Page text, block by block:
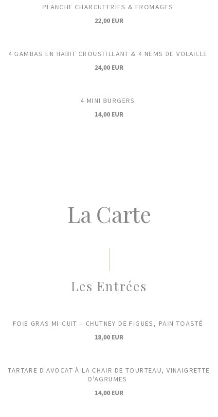
PLANCHE CHARCUTERIES & FROMAGES
22,00 EUR
4 GAMBAS EN HABIT CROUSTILLANT & 4 NEMS DE VOLAILLE
24,00 EUR
4 MINI BURGERS
14,00 EUR
La Carte
Les Entrées
FOIE GRAS MI-CUIT – CHUTNEY DE FIGUES, PAIN TOASTÉ
18,00 EUR
TARTARE D'AVOCAT À LA CHAIR DE TOURTEAU, VINAIGRETTE
D'AGRUMES
14,00 EUR